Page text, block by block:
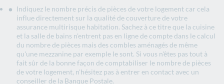
Indiquez le nombre précis de pièces de votre logement car cela
influe directement sur la qualité de couverture de votre
assurance multirisque habitation. Sachez à ce titre que la cuisine
et la salle de bains n'entrent pas en ligne de compte dans le calcul
du nombre de pièces mais des combles aménagés de même
qu'une mezzanine par exemple le sont. Si vous n'êtes pas tout à
fait sûr de la bonne façon de comptabiliser le nombre de pièces
de votre logement, n'hésitez pas à entrer en contact avec un
conseiller de la Banque Postale.